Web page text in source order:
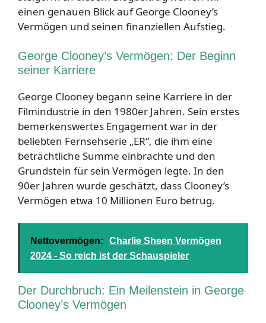
einen genauen Blick auf George Clooney’s
Vermögen und seinen finanziellen Aufstieg.
George Clooney’s Vermögen: Der Beginn
seiner Karriere
George Clooney begann seine Karriere in der
Filmindustrie in den 1980er Jahren. Sein erstes
bemerkenswertes Engagement war in der
beliebten Fernsehserie „ER“, die ihm eine
beträchtliche Summe einbrachte und den
Grundstein für sein Vermögen legte. In den
90er Jahren wurde geschätzt, dass Clooney’s
Vermögen etwa 10 Millionen Euro betrug.
Nettovermögen:
Charlie Sheen Vermögen
2024 - So reich ist der Schauspieler
Der Durchbruch: Ein Meilenstein in George
Clooney’s Vermögen